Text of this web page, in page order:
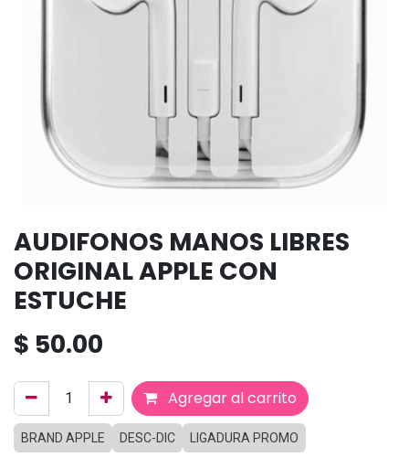
AUDIFONOS MANOS LIBRES
ORIGINAL APPLE CON
ESTUCHE
$ 50.00
Agregar al carrito
BRAND APPLE DESC-DIC LIGADURA PROMO